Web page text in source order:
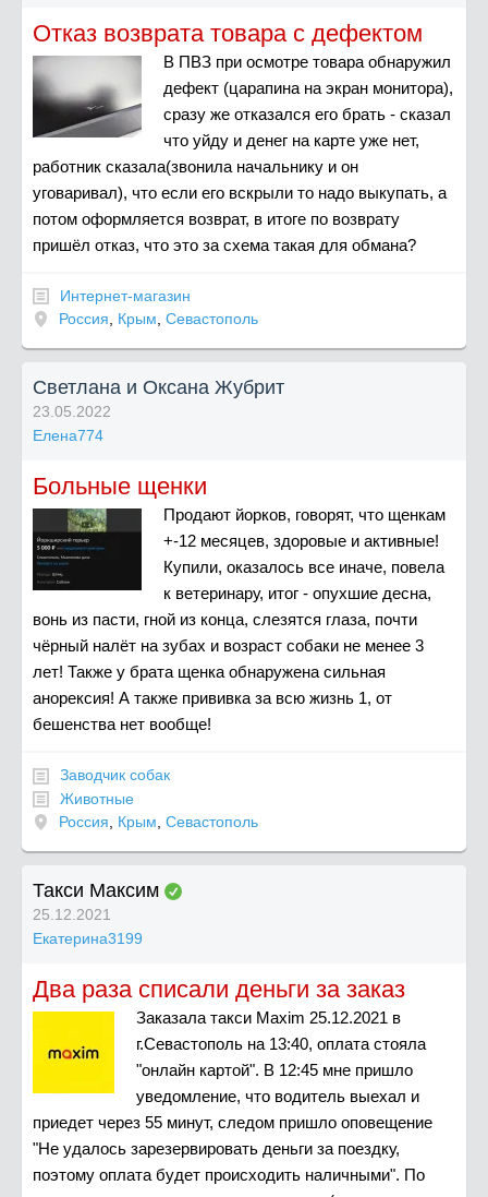
Отказ возврата товара с дефектом
В ПВЗ при осмотре товара обнаружил
дефект (царапина на экран монитора),
сразу же отказался его брать - сказал
что уйду и денег на карте уже нет,
работник сказала(звонила начальнику и он
уговаривал), что если его вскрыли то надо выкупать, а
потом оформляется возврат, в итоге по возврату
пришёл отказ, что это за схема такая для обмана?
Интернет-магазин
Россия
Крым Севастополь
Светлана и Оксана Жубрит
23.05.2022
Елена774
Больные щенки
Продают йорков, говорят, что щенкам
+-12 месяцев, здоровые и активные!
Купили, оказалось все иначе, повела
к ветеринару, итог - опухшие десна,
вонь из пасти, гной из конца, слезятся глаза, почти
чёрный налёт на зубах и возраст собаки не менее 3
лет! Также у брата щенка обнаружена сильная
анорексия! А также прививка за всю жизнь 1, от
бешенства нет вообще!
Заводчик собак
Животные
Россия
Крым Севастополь
Такси Максим
25.12.2021
Екатерина3199
Два раза списали деньги за заказ
Заказала такси Maxim 25.12.2021 в
г.Севастополь на 13:40, оплата стояла
"онлайн картой". В 12:45 мне пришло
уведомление, что водитель выехал и
приедет через 55 минут, следом пришло оповещение
"Не удалось зарезервировать деньги за поездку,
поэтому оплата будет происходить наличными". По